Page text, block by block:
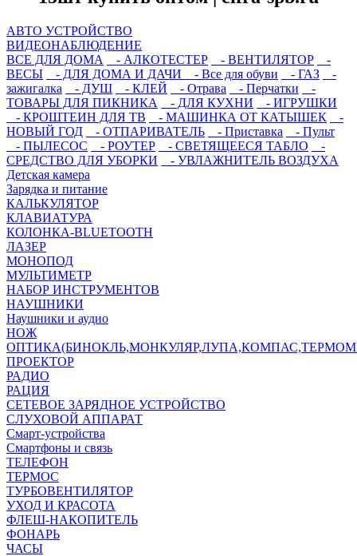
АВТО УСТРОЙСТВО
ВИДЕОНАБЛЮДЕНИЕ
ВСЕ ДЛЯ ДОМА
- АЛКОТЕСТЕР - ВЕНТИЛЯТОР
-
ВЕСЫ
- ДЛЯ ДОМА И ДАЧИ - Все для обуви - ГАЗ
-
зажигалка
- ДУШ - КЛЕЙ - Отрава - Перчатки
-
ТОВАРЫ ДЛЯ ПИКНИКА
- ДЛЯ КУХНИ
- ИГРУШКИ
- КРОШТЕИН ДЛЯ ТВ
- МАШИНКА ОТ КАТЫШЕК
-
НОВЫЙ ГОД
- ОТПАРИВАТЕЛЬ - Приставка
- Пульт
- ПЫЛЕСОС
- РОУТЕР - СВЕТЯЩЕЕСЯ ТАБЛО
-
СРЕДСТВО ДЛЯ УБОРКИ
- УВЛАЖНИТЕЛЬ ВОЗДУХА
Детская камера
Зарядка и питание
КАЛЬКУЛЯТОР
КЛАВИАТУРА
КОЛОНКА-BLUETOOTH
ЛАЗЕР
МОНОПОД
МУЛЬТИМЕТР
НАБОР ИНСТРУМЕНТОВ
НАУШНИКИ
Наушники и аудио
НОЖ
ПРОЕКТОР
РАДИО
РАЦИЯ
СЕТЕВОЕ ЗАРЯДНОЕ УСТРОЙСТВО
СЛУХОВОЙ АППАРАТ
Смарт-устройства
Смартфоны и связь
ТЕЛЕФОН
ТЕРМОС
ТУРБОВЕНТИЛЯТОР
УХОД И КРАСОТА
ФЛЕШ-НАКОПИТЕЛЬ
ФОНАРЬ
ЧАСЫ